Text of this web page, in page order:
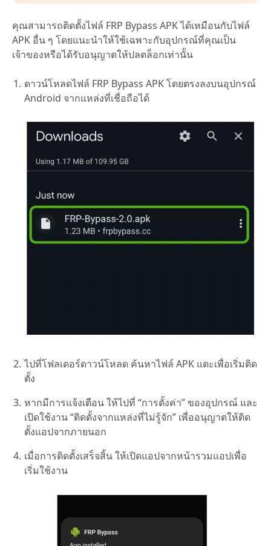
คุณสามารถติดตั้งไฟล์ FRP Bypass APK ได้เหมือนกับไฟล์
APK อื่น ๆ โดยแนะนำให้ใช้เฉพาะกับอุปกรณ์ที่คุณเป็น
เจ้าของหรือได้รับอนุญาตให้ปลดล็อกเท่านั้น
ดาวน์โหลดไฟล์ FRP Bypass APK โดยตรงลงบนอุปกรณ์
Android จากแหล่งที่เชื่อถือได้
ไปที่โฟลเดอร์ดาวน์โหลด ค้นหาไฟล์ APK แตะเพื่อเริ่มติด
ตั้ง
หากมีการแจ้งเตือน ให้ไปที่ “การตั้งค่า” ของอุปกรณ์ และ
เปิดใช้งาน “ติดตั้งจากแหล่งที่ไม่รู้จัก” เพื่ออนุญาตให้ติด
ตั้งแอปจากภายนอก
เมื่อการติดตั้งเสร็จสิ้น ให้เปิดแอปจากหน้ารวมแอปเพื่อ
เริ่มใช้งาน